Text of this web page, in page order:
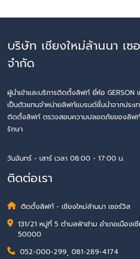
บริษัท เชียงใหม่ล้านนา เซ
จำกัด
ผู้นำเข้าและบริการติดตั้งลิฟท์ ยี่ห้อ GERSON
เป็นตัวแทนจำหน่ายลิฟท์แบรนด์ชั้นนำจากประเ
ติดตั้งลิฟท์ ตรวจสอบความปลอดภัยของลิฟท์
รักษา
วันจันทร์ - เสาร์ เวลา 08:00 - 17:00 น.
ติดต่อเรา
ติดตั้งลิฟท์ - เชียงใหม่ล้านนา เซอร์วิส
131/21 หมู่ที่ 5 ตำบลฟ้าฮ่าม อำเภอเมืองเ
50000
052-000-299, 081-289-4174